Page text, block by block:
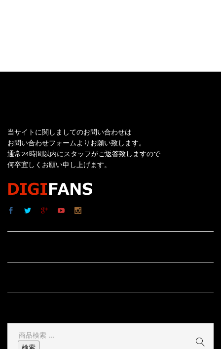
当サイトに関しましてのお問い合わせは
お問い合わせフォームよりお願い致します。
通常24時間以内にスタッフがご返答致しますので
何卒宜しくお願い申し上げます。
検
索